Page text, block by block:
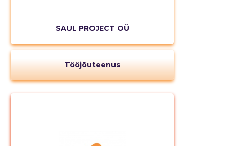
SAUL PROJECT OÜ
Tööjõuteenus